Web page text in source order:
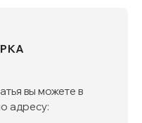
вы можете в
адресу: